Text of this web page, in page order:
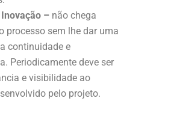
– não chega
processo sem lhe dar uma
continuidade e
Periodicamente deve ser
e visibilidade ao
pelo projeto.